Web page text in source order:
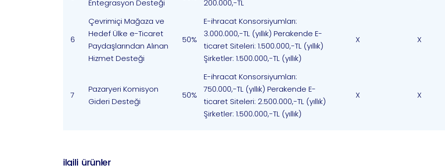
Entegrasyon Desteği
200.000,-TL
6
Çevrimiçi Mağaza ve
Hedef Ülke e-Ticaret
Paydaşlarından Alınan
Hizmet Desteği
50%
E-ihracat Konsorsiyumları:
3.000.000,-TL (yıllık) Perakende E-
ticaret Siteleri: 1.500.000,-TL (yıllık)
Şirketler: 1.500.000,-TL (yıllık)
X X
7
Pazaryeri Komisyon
Gideri Desteği
50%
E-ihracat Konsorsiyumları:
750.000,-TL (yıllık) Perakende E-
ticaret Siteleri: 2.500.000,-TL (yıllık)
Şirketler: 1.500.000,-TL (yıllık)
X X
ilgili ürünler